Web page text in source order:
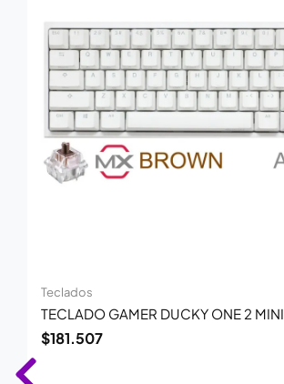
Teclados
TECLADO GAMER DUCKY ONE 2 MINI
$181.507